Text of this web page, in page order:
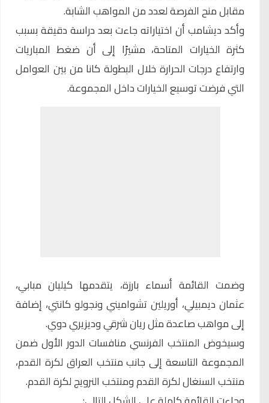
مقابل منح الفرصة لعدد من المواهب الشابة.
وأكد ديشامب أن اختياراته جاءت بعد دراسة دقيقة بسبب
كثرة الخيارات المتاحة، مشيرًا إلى أن ضغط المباريات
وارتفاع درجات الحرارة خلال البطولة كانا من بين العوامل
التي فرضت توسيع الخيارات داخل المجموعة.
وضمت القائمة أسماء بارزة، يتقدمها كيليان مبابي،
عثمان ديمبيلي، أوريلين تشواميني ونجولو كانتي، إضافة
إلى مواهب صاعدة مثل ريان شرقي وديزيري دوي.
وسيخوض المنتخب الفرنسي منافسات الدور الأول ضمن
المجموعة التاسعة إلى جانب منتخب العراق لكرة القدم،
منتخب السنغال لكرة القدم ومنتخب النرويج لكرة القدم.